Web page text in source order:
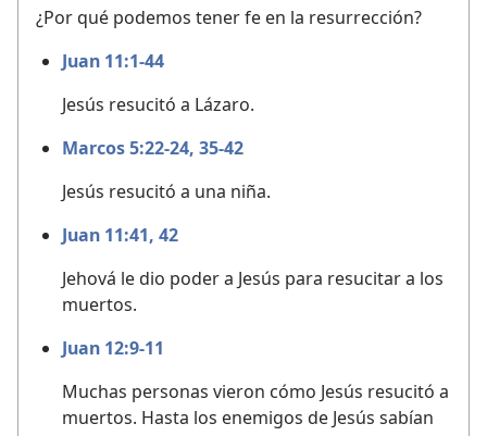
¿Por qué podemos tener fe en la resurrección?
Juan 11:1-44
Jesús resucitó a Lázaro.
Marcos 5:22-24, 35-42
Jesús resucitó a una niña.
Juan 11:41, 42
Jehová le dio poder a Jesús para resucitar a los
muertos.
Juan 12:9-11
Muchas personas vieron cómo Jesús resucitó a
muertos. Hasta los enemigos de Jesús sabían